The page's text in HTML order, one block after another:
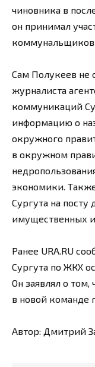
чиновника в
он принимал
Сам Полукеев не
журналиста
коммуникаций
информацию о
окружного
в окружном
экономики.
Сургута на посту
имущественных
Ранее URA.RU
Сургута по ЖКХ
Он заявлял о том,
в новой команде
Автор: Дмитрий